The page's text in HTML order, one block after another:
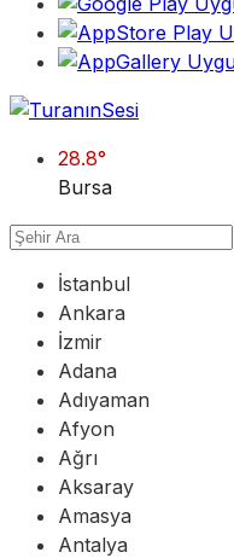
28.8°
Bursa
İstanbul
Ankara
İzmir
Adana
Adıyaman
Afyon
Ağrı
Aksaray
Amasya
Antalya